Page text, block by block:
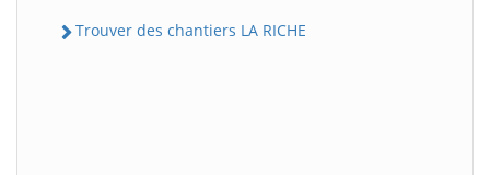
Trouver des chantiers LA RICHE